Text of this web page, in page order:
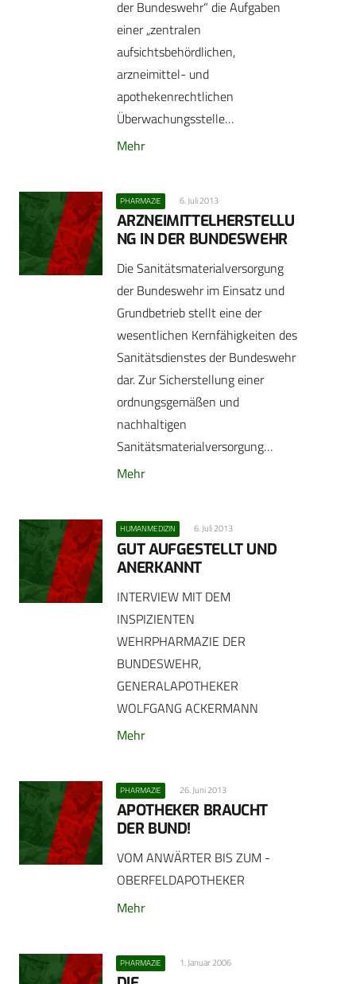
der Bundeswehr“ die Aufgaben
einer „zentralen
aufsichtsbehördlichen,
arzneimittel- und
apothekenrechtlichen
Überwachungsstelle…
Mehr
PHARMAZIE 6. Juli 2013
ARZNEIMITTELHERSTELLU
NG IN DER BUNDESWEHR
Die Sanitätsmaterialversorgung
der Bundeswehr im Einsatz und
Grundbetrieb stellt eine der
wesentlichen Kernfähigkeiten des
Sanitätsdienstes der Bundeswehr
dar. Zur Sicherstellung einer
ordnungsgemäßen und
nachhaltigen
Sanitätsmaterialversorgung…
Mehr
HUMANMEDIZIN 6. Juli 2013
GUT AUFGESTELLT UND
ANERKANNT
INTERVIEW MIT DEM
INSPIZIENTEN
WEHRPHARMAZIE DER
BUNDESWEHR,
GENERALAPOTHEKER
WOLFGANG ACKERMANN
Mehr
PHARMAZIE 26. Juni 2013
APOTHEKER BRAUCHT
DER BUND!
VOM ANWÄRTER BIS ZUM ­
OBERFELDAPOTHEKER
Mehr
PHARMAZIE 1. Januar 2006